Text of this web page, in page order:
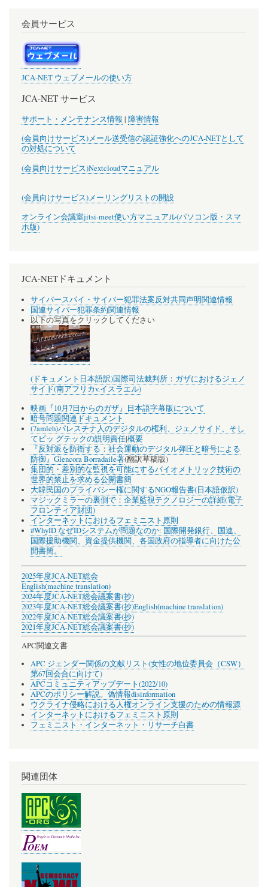
会員サービス
JCA-NET ウェブメールの使い方
JCA-NET サービス
サポート・メンテナンス情報 | 障害情報
(会員向けサービス)メール送受信の認証強化へのJCA-NETとして
の対処について
(会員向けサービス)Nextcloudマニュアル
(会員向けサービス)メーリングリストの開設
オンライン会議室jitsi-meet使い方マニュアル(パソコン版・スマ
ホ版)
JCA-NETドキュメント
サイバースパイ・サイバー犯罪法案反対共同声明関連情報
国連サイバー犯罪条約関連情報
以下の写真をクリックしてください
(ドキュメント日本語訳)国際司法裁判所：ガザにおけるジェノ
サイド(南アフリカv.イスラエル)
映画『10月7日からのガザ』日本語字幕版について
暗号問題関連ドキュメント
(7amleh)パレスチナ人のデジタルの権利、ジェノサイド、そし
てビッ グテックの説明責任|概要
『反対派を防衛する：社会運動のデジタル弾圧と暗号による
防御』Glencora Borradaile著(翻訳草稿版)
集団的・差別的な監視を可能にするバイオメトリック技術の
世界的禁止を求める公開書簡
大韓民国のプライバシー権に関するNGO報告書(日本語仮訳)
マジックミラーの裏側で：企業監視テクノロジーの詳細(電子
フロンティア財団)
インターネットにおけるフェミニスト原則
#WhyID なぜIDシステムが問題なのか: 国際開発銀行、国連、
国際援助機関、資金提供機関、各国政府の指導者に向けた公
開書簡。
2025年度JCA-NET総会
English(machine translation)
2024年度JCA-NET総会議案書(抄)
2023年度JCA-NET総会議案書(抄)English(machine translation)
2022年度JCA-NET総会議案書(抄)
2021年度JCA-NET総会議案書(抄)
APC関連文書
APC ジェンダー関係の文献リスト(女性の地位委員会（CSW）
第67回会合に向けて)
APCコミュニティアップデート(2022/10)
APCのポリシー解説。偽情報disinformation
ウクライナ侵略における人権オンライン支援のための情報源
インターネットにおけるフェミニスト原則
フェミニスト・インターネット・リサーチ白書
関連団体